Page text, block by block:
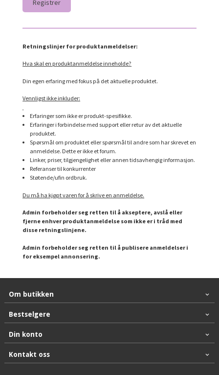
Retningslinjer for produktanmeldelser:
Hva skal en produktanmeldelse inneholde?
Din egen erfaring med fokus på det aktuelle produktet.
Vennligst ikke inkluder:
Erfaringer som ikke er produkt-spesifikke.
Erfaringer i forbindelse med support eller retur av det aktuelle
produktet.
Spørsmål om produktet eller spørsmål til andre som har skrevet en
anmeldelse. Dette er ikke et forum.
Linker, priser, tilgjengelighet eller annen tidsavhengig informasjon.
Referanser til konkurrenter
Støtende/ufin ordbruk.
Du må ha kjøpt varen for å skrive en anmeldelse.
Admin forbeholder seg retten til å akseptere, avslå eller
fjerne enhver produktanmeldelse som ikke er i tråd med
disse retningslinjene.
Admin forbeholder seg retten til å publisere anmeldelser i
for eksempel annonsering.
Om butikken
Bestselgere
Din konto
Kontakt oss